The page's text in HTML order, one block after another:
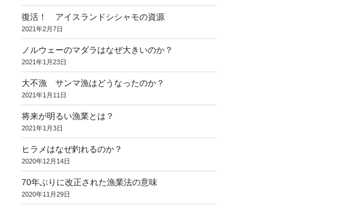
復活！ アイスランドシシャモの資源
2021年2月7日
ノルウェーのマダラはなぜ大きいのか？
2021年1月23日
大不漁 サンマ漁はどうなったのか？
2021年1月11日
将来が明るい漁業とは？
2021年1月3日
ヒラメはなぜ釣れるのか？
2020年12月14日
70年ぶりに改正された漁業法の意味
2020年11月29日